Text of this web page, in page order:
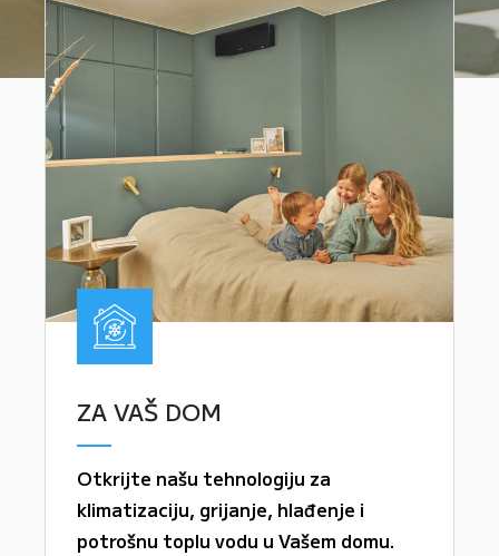
ZA VAŠ DOM
Otkrijte našu tehnologiju za
klimatizaciju, grijanje, hlađenje i
potrošnu toplu vodu u Vašem domu.